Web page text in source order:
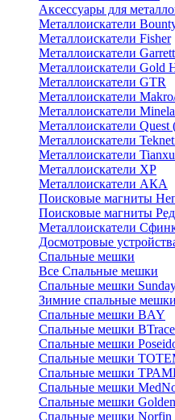
Аксессуары для
Металлоискатели
Металлоискатели Fisher
Металлоискатели Garrett
Металлоискатели Gold
Металлоискатели GTR
Металлоискатели
Металлоискатели
Металлоискатели Quest
Металлоискатели
Металлоискатели
Металлоискатели XP
Металлоискатели АКА
Поисковые магниты
Поисковые магниты
Металлоискатели
Досмотровые
Спальные мешки
Все Спальные мешки
Спальные мешки
Зимние спальные мешки
Спальные мешки BAY
Спальные мешки BTrace
Спальные мешки
Спальные мешки
Спальные мешки
Cпальные мешки
Спальные мешки
Спальные мешки Norfin